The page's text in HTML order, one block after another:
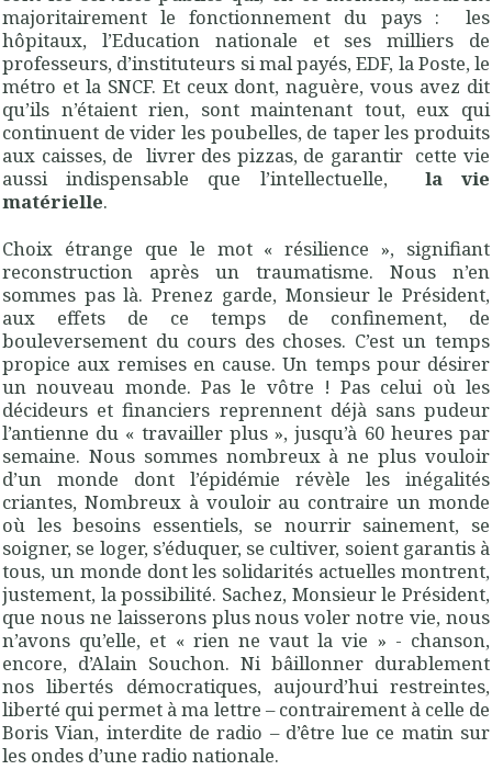
majoritairement le fonctionnement du pays : les
hôpitaux, l’Education nationale et ses milliers de
professeurs, d’instituteurs si mal payés, EDF, la Poste, le
métro et la SNCF. Et ceux dont, naguère, vous avez dit
qu’ils n’étaient rien, sont maintenant tout, eux qui
continuent de vider les poubelles, de taper les produits
aux caisses, de livrer des pizzas, de garantir cette vie
aussi indispensable que l’intellectuelle, la vie
matérielle.
Choix étrange que le mot « résilience », signifiant
reconstruction après un traumatisme. Nous n’en
sommes pas là. Prenez garde, Monsieur le Président,
aux effets de ce temps de confinement, de
bouleversement du cours des choses. C’est un temps
propice aux remises en cause. Un temps pour désirer
un nouveau monde. Pas le vôtre ! Pas celui où les
décideurs et financiers reprennent déjà sans pudeur
l’antienne du « travailler plus », jusqu’à 60 heures par
semaine. Nous sommes nombreux à ne plus vouloir
d’un monde dont l’épidémie révèle les inégalités
criantes, Nombreux à vouloir au contraire un monde
où les besoins essentiels, se nourrir sainement, se
soigner, se loger, s’éduquer, se cultiver, soient garantis à
tous, un monde dont les solidarités actuelles montrent,
justement, la possibilité. Sachez, Monsieur le Président,
que nous ne laisserons plus nous voler notre vie, nous
n’avons qu’elle, et « rien ne vaut la vie » - chanson,
encore, d’Alain Souchon. Ni bâillonner durablement
nos libertés démocratiques, aujourd’hui restreintes,
liberté qui permet à ma lettre – contrairement à celle de
Boris Vian, interdite de radio – d’être lue ce matin sur
les ondes d’une radio nationale.